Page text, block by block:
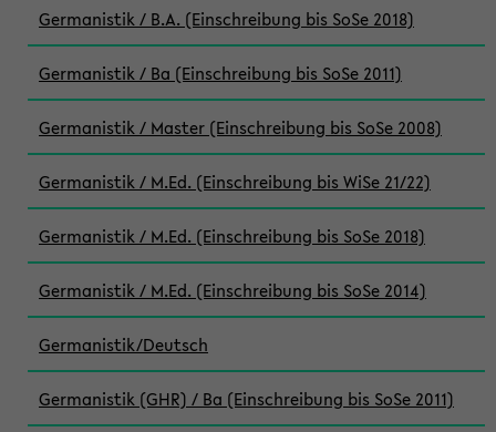
Germanistik / B.A. (Einschreibung bis SoSe 2018)
Germanistik / Ba (Einschreibung bis SoSe 2011)
Germanistik / Master (Einschreibung bis SoSe 2008)
Germanistik / M.Ed. (Einschreibung bis WiSe 21/22)
Germanistik / M.Ed. (Einschreibung bis SoSe 2018)
Germanistik / M.Ed. (Einschreibung bis SoSe 2014)
Germanistik/Deutsch
Germanistik (GHR) / Ba (Einschreibung bis SoSe 2011)